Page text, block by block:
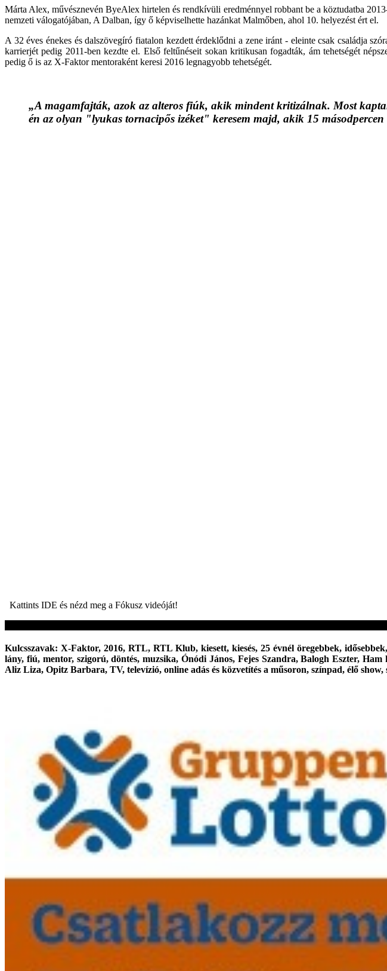
Márta Alex, művésznevén ByeAlex hirtelen és rendkívüli eredménnyel robbant be a köztudatba
nemzeti válogatójában, A Dalban, így ő képviselhette hazánkat Malmőben, ahol 10. helyezést ért el.
A 32 éves énekes és dalszövegíró fiatalon kezdett érdeklődni a zene iránt - eleinte csak családja
karrierjét pedig 2011-ben kezdte el. Első feltűnéseit sokan kritikusan fogadták, ám tehetségét
pedig ő is az X-Faktor mentoraként keresi 2016 legnagyobb tehetségét.
„A magamfajták, azok az alteros fiúk, akik mindent kritizálnak. Most
én az olyan "lyukas tornacipős izéket" keresem majd, akik 15
Kattints IDE és nézd meg a Fókusz videóját!
Kulcsszavak: X-Faktor, 2016, RTL, RTL Klub, kiesett, kiesés, 25 évnél öregebbek,
lány, fiú, mentor, szigorú, döntés, muzsika, Ónódi János, Fejes Szandra, Balogh Eszter,
Aliz Liza, Opitz Barbara, TV, televízió, online adás és közvetítés a műsoron, színpad, élő show,